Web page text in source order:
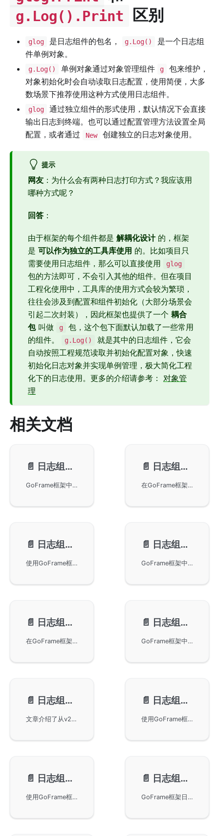
g.Log().Print 区别
glog 是日志组件的包名， g.Log()
是一个日志组
件单例对象。
g.Log() 单例对象通过对象管理组件 g
包来维护，
对象初始化时会自动读取日志配置，使用简便，大多
数场景下推荐使用这种方式使用日志组件。
glog
通过独立组件的形式使用，默认情况下会直接
输出日志到终端。也可以通过配置管理方法设置全局
配置，或者通过
New 创建独立的日志对象使用。
提示
网友 ：为什么会有两种日志打印方式？我应该用
哪种方式呢？
回答 ：
由于框架的每个组件都是 解耦化设计的，框架
是 可以作为独立的工具库使用 的。比如项目只
需要使用日志组件，那么可以直接使用
glog
包的方法即可，不会引入其他的组件。但在项目
工程化使用中，工具库的使用方式会较为繁琐，
往往会涉及到配置和组件初始化（大部分场景会
引起二次封装），因此框架也提供了一个 耦合
包叫做 g
包，这个包下面默认加载了一些常用
的组件。
g.Log()
就是其中的日志组件，它会
自动按照工程规范读取并初始化配置对象，快速
初始化日志对象并实现单例管理，极大简化工程
化下的日志使用。更多的介绍请参考： 对象管
理
相关文档
📄️ 日志组件-配置管理
GoFrame框架中日志组件的配置管理功能，包括如何通过配置文件和配置方法管理Logger对象。日志组件支持多种配置格式，模块化设计使其能独立地进行日志输出配置。配置项涵盖日志路径、输出级别和终端显示等，日志级别支持多种模式，确保灵活记录各级别信息。
📄️ 日志组件-日志级别
在GoFrame框架中使用日志组件来管理和设定日志级别，包括SetLevel、SetLevelStr和SetLevelPrint方法的具体用法示例。我们还讨论了如何通过不同的日志级别名称来过滤和显示日志内容，实现灵活的日志管理。
📄️ 日志组件-文件目录
使用GoFrame框架中的日志组件设置日志文件的名称和目录路径。通过SetFile方法，用户可以自定义日志文件的格式并支持gtime时间格式。通过SetPath方法，用户可以将日志内容写入指定目录，并利用gfpool优化文件写入效率。
📄️ 日志组件-链式操作
GoFrame框架中的glog模块，支持链式操作的日志功能。包括设置日志输出路径、日志文件分类、日志级别、开启trace打印等功能。此外，提供如何设置文件回溯值，实现异步输出日志的示例代码和应用场景。全面优化日志使用体验。
📄️ 日志组件-颜色打印
在GoFrame框架中使用日志组件的颜色打印功能，以提高日志的可查看性。通过添加字体颜色来突出显示不同的日志等级，包括Debug、Info、Notice、Warning、Error等。此外，本文还提供了在配置文件以及代码中启用日志颜色打印的示例，并说明了默认情况下不同日志等级对应的颜色设置。
📄️ 日志组件-Context
GoFrame框架中glog日志组件的使用，特别是如何通过Context上下文变量实现日志打印。文章详细讲解了自定义CtxKeys的配置和使用示例，并提供了链路跟踪支持的功能。此外，还涉及了日志Handler的实现，以帮助开发者更好地集成日志功能。
📄️ 日志组件-Handler
文章介绍了从v2.0版本开始，GoFrame框架的glog组件新增的可自定义日志处理的Handler特性。开发者可以通过Handler实现日志输出的自定义内容，例如将日志转为Json格式输出或者输出至第三方服务如Graylog。详细示例展示了如何在GoFrame框架中使用Handler进行日志处理。
📄️ 日志组件-JSON格式
使用GoFrame框架中的glog组件以JSON格式输出日志，适合日志分析工具解析。您将学习如何通过map或struct参数实现JSON日志格式输出，以及结合gjson.MustEncode方法实现更复杂的JSON内容输出。
📄️ 日志组件-异步输出
使用GoFrame框架进行日志的异步输出，以提高日志打印的效率。您可以通过SetAsync或链式方法设置异步输出，异步输出能够减少资源占用，但需注意可能导致日志乱序的问题。
📄️ 日志组件-堆栈打印
GoFrame框架日志组件中堆栈打印的功能，该功能允许开发者自动打印日志调用方法的堆栈信息，并可以通过多种方法获取或打印堆栈信息。这些功能对于调试错误日志信息非常有用，特别是在处理复杂应用程序时。本文通过代码示例展示了如何使用这些功能，帮助开发者更好地理解和应用日志组件的堆栈打印特性。